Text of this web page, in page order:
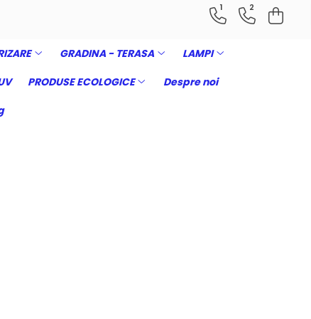
1 2
GRADINA - TERASA
LAMPI
PRODUSE ECOLOGICE
Despre noi